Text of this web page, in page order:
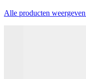
Alle producten weergeven